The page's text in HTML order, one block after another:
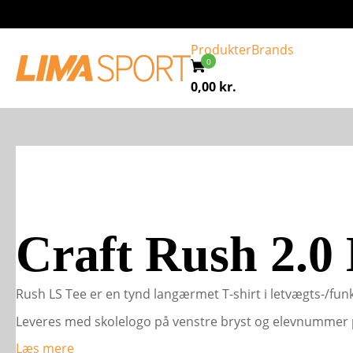
ProdukterBrands
0,00 kr.
Craft Rush 2.0
Rush LS Tee er en tynd langærmet T-shirt i letvægts-/
Leveres med skolelogo på venstre bryst og
Læs mere